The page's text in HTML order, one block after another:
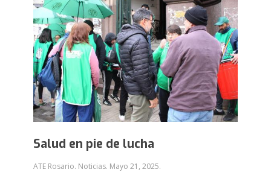
Salud en pie de lucha
ATE Rosario. Noticias. Mayo 21, 2025.